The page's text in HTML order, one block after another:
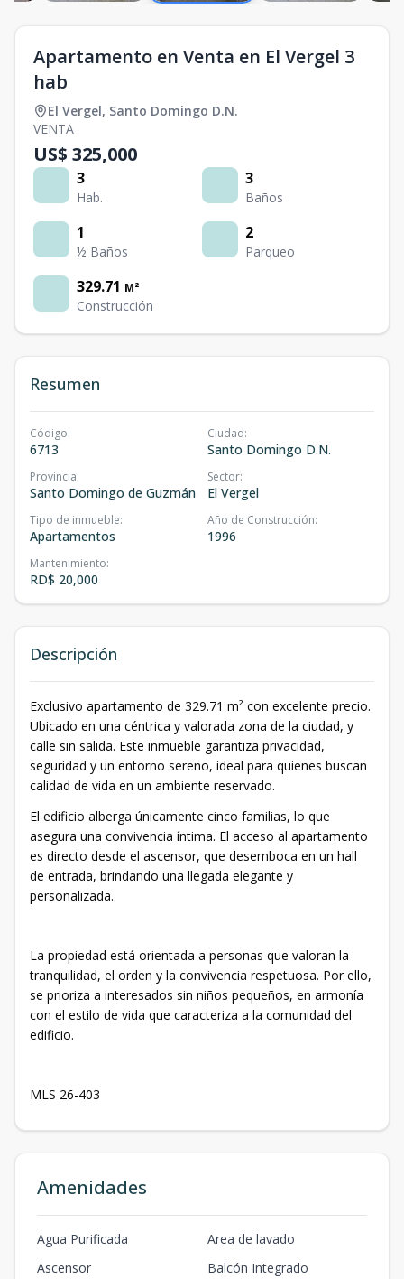
Apartamento en Venta en El Vergel 3
hab
El Vergel, Santo Domingo D.N.
VENTA
US$ 325,000
3
Hab.
3
Baños
1
½ Baños
2
Parqueo
329.71 M²
Construcción
Resumen
Código:
6713
Ciudad:
Santo Domingo D.N.
Provincia:
Santo Domingo de Guzmán
Sector:
El Vergel
Tipo de inmueble:
Apartamentos
Año de Construcción:
1996
Mantenimiento:
RD$ 20,000
Descripción
Exclusivo apartamento de 329.71 m² con excelente precio.
Ubicado en una céntrica y valorada zona de la ciudad, y
calle sin salida. Este inmueble garantiza privacidad,
seguridad y un entorno sereno, ideal para quienes buscan
calidad de vida en un ambiente reservado.
El edificio alberga únicamente cinco familias, lo que
asegura una convivencia íntima. El acceso al apartamento
es directo desde el ascensor, que desemboca en un hall
de entrada, brindando una llegada elegante y
personalizada.
La propiedad está orientada a personas que valoran la
tranquilidad, el orden y la convivencia respetuosa. Por ello,
se prioriza a interesados sin niños pequeños, en armonía
con el estilo de vida que caracteriza a la comunidad del
edificio.
MLS 26-403
Amenidades
Agua Purificada
Area de lavado
Ascensor
Balcón Integrado